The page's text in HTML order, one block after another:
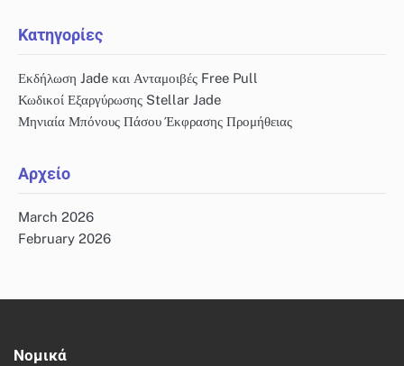
Κατηγορίες
Εκδήλωση Jade και Ανταμοιβές Free Pull
Κωδικοί Εξαργύρωσης Stellar Jade
Μηνιαία Μπόνους Πάσου Έκφρασης Προμήθειας
Αρχείο
March 2026
February 2026
Νομικά